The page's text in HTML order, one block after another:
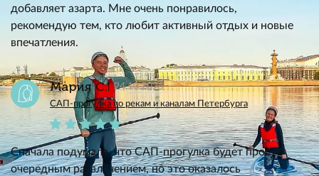
добавляет азарта. Мне очень понравилось,
рекомендую тем, кто любит активный отдых и новые
впечатления.
Мария С. 24.10.2025
САП-прогулка по рекам и каналам Петербурга
Сначала подумала, что САП-прогулка будет просто
очередным развлечением, но это оказалось